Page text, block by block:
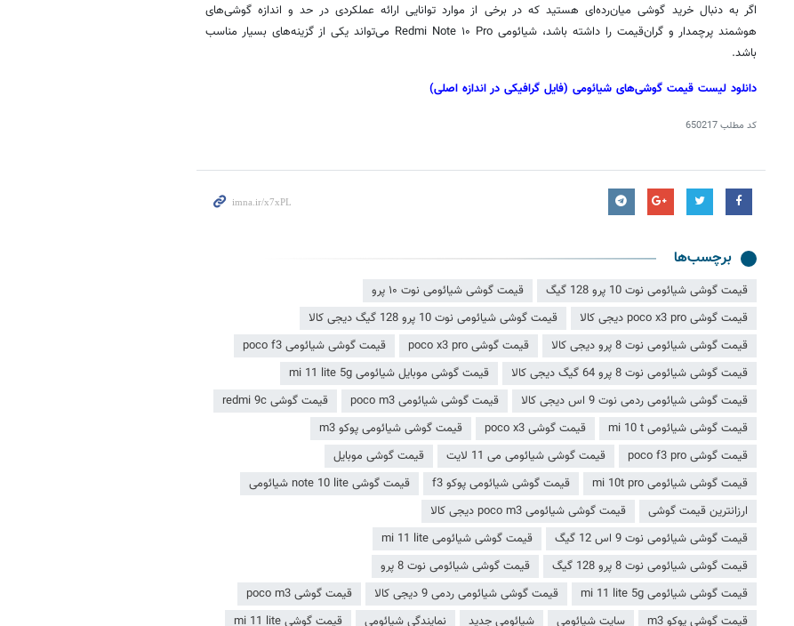
اگر به دنبال خرید گوشی میان‌رده‌ای هستید که در برخی از موارد توانایی ارائه عملکردی در حد و اندازه گوشی‌های
هوشمند پرچمدار و گران‌قیمت را داشته باشد، شیائومی
Redmi Note ۱۰ Pro می‌تواند یکی از گزینه‌های بسیار مناسب
باشد.
دانلود لیست قیمت گوشی‌های شیائومی (فایل گرافیکی در اندازه اصلی)
کد مطلب650217
برچسب‌ها
قیمت گوشی شیائومی نوت 10 پرو 128 گیگ
قیمت گوشی شیائومی نوت ۱۰ پرو
قیمت گوشی poco x3 pro دیجی کالا
قیمت گوشی شیائومی نوت 10 پرو 128 گیگ دیجی کالا
قیمت گوشی شیائومی نوت 8 پرو دیجی کالا
قیمت گوشی poco x3 pro
قیمت گوشی شیائومی poco f3
قیمت گوشی شیائومی نوت 8 پرو 64 گیگ دیجی کالا
قیمت گوشی موبایل شیائومی mi 11 lite 5g
قیمت گوشی شیائومی ردمی نوت 9 اس دیجی کالا
قیمت گوشی شیائومی poco m3
قیمت گوشی redmi 9c
قیمت گوشی شیائومی mi 10 t
قیمت گوشی poco x3
قیمت گوشی شیائومی پوکو m3
قیمت گوشی poco f3 pro
قیمت گوشی شیائومی می 11 لایت
قیمت گوشی موبایل
قیمت گوشی شیائومی mi 10t pro
قیمت گوشی شیائومی پوکو f3
قیمت گوشی note 10 lite شیائومی
ارزانترین قیمت گوشی
قیمت گوشی شیائومی poco m3 دیجی کالا
قیمت گوشی شیائومی نوت 9 اس 12 گیگ
قیمت گوشی شیائومی mi 11 lite
قیمت گوشی شیائومی نوت 8 پرو 128 گیگ
قیمت گوشی شیائومی نوت 8 پرو
قیمت گوشی شیائومی mi 11 lite 5g
قیمت گوشی شیائومی ردمی 9 دیجی کالا
قیمت گوشی poco m3
قیمت گوشی پوکو m3
سایت شیائومی شیائومی جدید نمایندگی شیائومی
قیمت گوشی mi 11 lite